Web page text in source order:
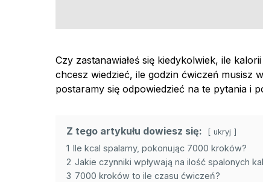
Czy zastanawiałeś się kiedykolwiek, ile
chcesz wiedzieć, ile godzin ćwiczeń musisz
postaramy się odpowiedzieć na te pytania i
Z tego artykułu dowiesz się: ukryj
1 Ile kcal spalamy, pokonując 7000 kroków?
2 Jakie czynniki wpływają na ilość spalonych
3 7000 kroków to ile czasu ćwiczeń?